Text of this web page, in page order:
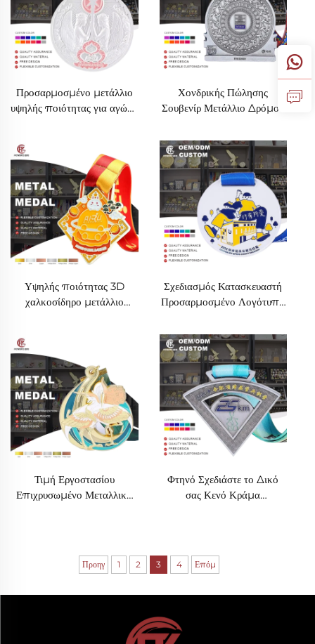
Προσαρμοσμένο μετάλλιο
υψηλής ποιότητας για αγώνα
Μεταλλικά μετάλλια σε
ασήμι - Με κορδόνι
Χονδρικής Πώλησης
Σουβενίρ Μετάλλιο Δρόμου
Δρόμος Υπαίθρου Αθλητικό
Μεταλλικό Μετάλλιο
Υψηλής ποιότητας 3D
χαλκοσίδηρο μετάλλιο
μαραθωνίου για
αναμνηστικό
Σχεδιασμός Κατασκευαστή
Προσαρμοσμένο Λογότυπο
Μεταλλικό Μετάλλιο 3D
Δρόμος Αγώνα Μαραθώνιος
Μετάλλια Αθλητικών
Βραβείων Τερματισμού
Τιμή Εργοστασίου
Επιχρυσωμένο Μεταλλικό
Μετάλλια Για Δώρο-
Αναμνηστικό
Φτηνό Σχεδιάστε το Δικό
σας Κενό Κράμα
Αθλητικό Μετάλλιο
Προηγ 1 2 3 4 Επόμ